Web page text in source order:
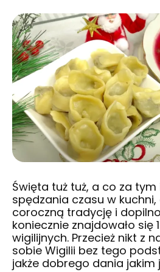
Święta tuż tuż, a co za
spędzania czasu w
coroczną tradycję i
koniecznie znajdowało się
wigilijnych. Przecież nikt z
sobie Wigilii bez tego
jakże dobrego dania jakim